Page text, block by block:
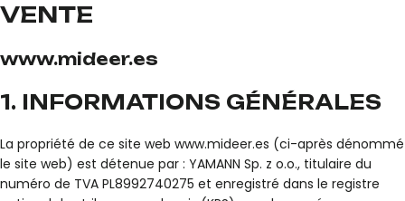
VENTE
www.mideer.es
1. INFORMATIONS GÉNÉRALES
La propriété de ce site web www.mideer.es (ci-après dénommé
le site web) est détenue par : YAMANN Sp. z o.o., titulaire du
numéro de TVA PL8992740275 et enregistré dans le registre